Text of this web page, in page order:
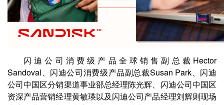
闪迪公司消费级产品全球销售副总裁 Hector
Sandoval、闪迪公司消费级产品副总裁Susan Park、闪迪
公司中国区分销渠道事业部总经理陈光辉、闪迪公司中国区
资深产品营销经理黄敏瑛以及闪迪公司产品经理刘辉则现场